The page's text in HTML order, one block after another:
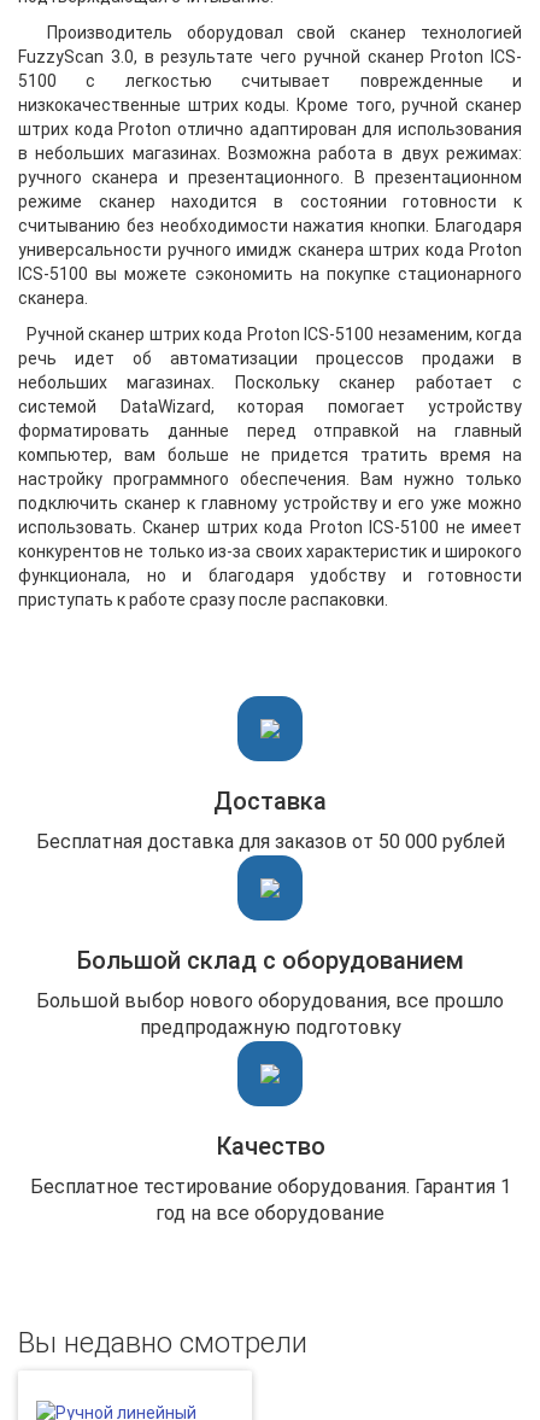
Производитель оборудовал свой сканер технологией
FuzzyScan 3.0, в результате чего ручной сканер Proton ICS-
5100 с легкостью считывает поврежденные и
низкокачественные штрих коды. Кроме того, ручной сканер
штрих кода Proton отлично адаптирован для использования
в небольших магазинах. Возможна работа в двух режимах:
ручного сканера и презентационного. В презентационном
режиме сканер находится в состоянии готовности к
считыванию без необходимости нажатия кнопки. Благодаря
универсальности ручного имидж сканера штрих кода Proton
ICS-5100 вы можете сэкономить на покупке стационарного
сканера.
Ручной сканер штрих кода Proton ICS-5100 незаменим, когда
речь идет об автоматизации процессов продажи в
небольших магазинах. Поскольку сканер работает с
системой DataWizard, которая помогает устройству
форматировать данные перед отправкой на главный
компьютер, вам больше не придется тратить время на
настройку программного обеспечения. Вам нужно только
подключить сканер к главному устройству и его уже можно
использовать. Сканер штрих кода Proton ICS-5100 не имеет
конкурентов не только из-за своих характеристик и широкого
функционала, но и благодаря удобству и готовности
приступать к работе сразу после распаковки.
Доставка
Бесплатная доставка для заказов от 50 000 рублей
Большой склад с оборудованием
Большой выбор нового оборудования, все прошло
предпродажную подготовку
Качество
Бесплатное тестирование оборудования. Гарантия 1
год на все оборудование
Вы недавно смотрели